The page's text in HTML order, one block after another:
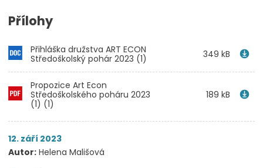
Přílohy
Přihláška družstva ART ECON
Středoškolský pohár 2023 (1)
349 kB
Propozice Art Econ
Středoškolského poháru 2023
(1) (1)
189 kB
12. září 2023
Autor: Helena Mališová